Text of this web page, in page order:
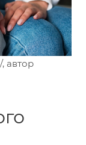
автор